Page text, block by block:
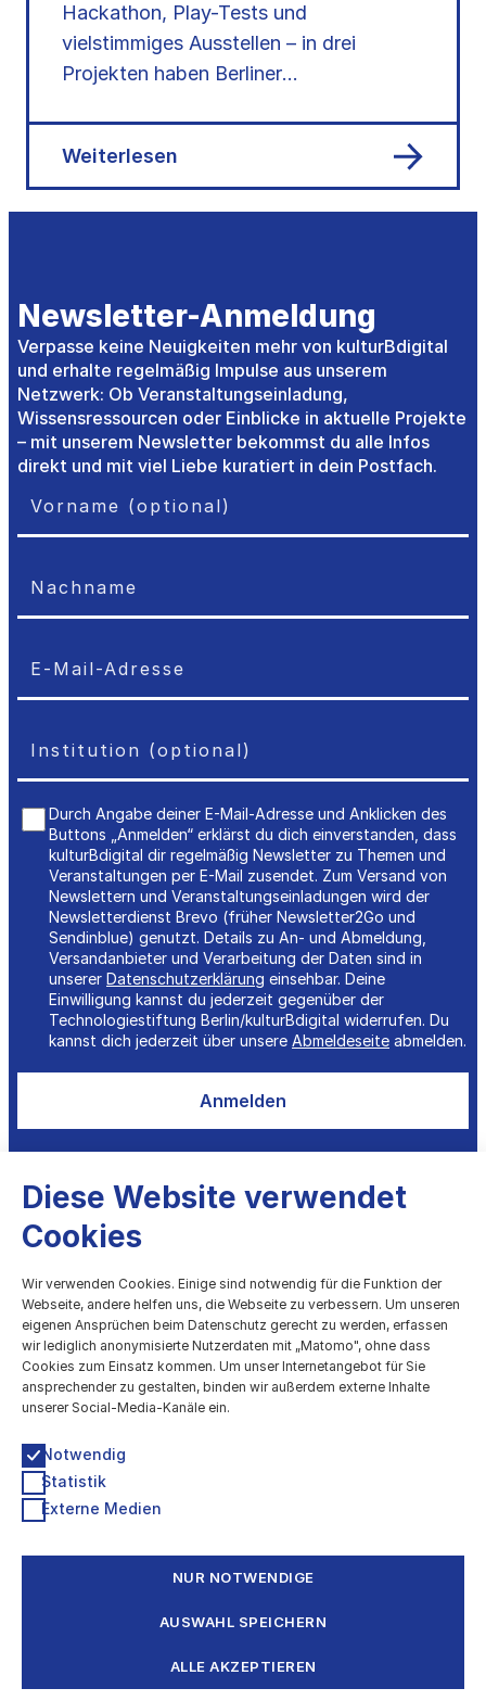
Hackathon, Play-Tests und
vielstimmiges Ausstellen – in drei
Projekten haben Berliner
erprobt.
Weiterlesen
Newsletter-Anmeldung
Verpasse keine Neuigkeiten mehr von kulturBdigital
und erhalte regelmäßig Impulse aus unserem
Netzwerk: Ob Veranstaltungseinladung,
Wissensressourcen oder Einblicke in aktuelle Projekte
– mit unserem Newsletter bekommst du alle Infos
direkt und mit viel Liebe kuratiert in dein Postfach.
Durch Angabe deiner E-Mail-Adresse und Anklicken des
Buttons „Anmelden“ erklärst du dich einverstanden, dass
kulturBdigital dir regelmäßig Newsletter zu Themen und
Veranstaltungen per E-Mail zusendet. Zum Versand von
Newslettern und Veranstaltungseinladungen wird der
Newsletterdienst Brevo (früher Newsletter2Go und
Sendinblue) genutzt. Details zu An- und Abmeldung,
Versandanbieter und Verarbeitung der Daten sind in
unserer Datenschutzerklärung einsehbar. Deine
Einwilligung kannst du jederzeit gegenüber der
Technologiestiftung Berlin/kulturBdigital widerrufen. Du
kannst dich jederzeit über unsere Abmeldeseite abmelden.
Anmelden
kulturBdigital
Digitale Entwicklung des Kulturbereichs
Technologiestiftung Berlin
Grunewaldstr. 61-62, 10825 Berlin
kultur@ts.berlin
Newsletter & Info-Verteiler
Impressum
Datenschutzerklärung
Eine Kooperation von
Diese Website verwendet
Cookies
Wir verwenden Cookies. Einige sind notwendig für die Funktion der
Webseite, andere helfen uns, die Webseite zu verbessern. Um unseren
eigenen Ansprüchen beim Datenschutz gerecht zu werden, erfassen
wir lediglich anonymisierte Nutzerdaten mit „Matomo", ohne dass
Cookies zum Einsatz kommen. Um unser Internetangebot für Sie
ansprechender zu gestalten, binden wir außerdem externe Inhalte
unserer Social-Media-Kanäle ein.
Notwendig
Statistik
Externe Medien
NUR NOTWENDIGE
AUSWAHL SPEICHERN
ALLE AKZEPTIEREN